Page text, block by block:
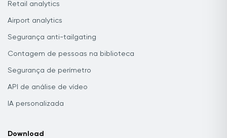
Retail analytics
Airport analytics
Segurança anti-tailgating
Contagem de pessoas na biblioteca
Segurança de perímetro
API de análise de vídeo
IA personalizada
Download